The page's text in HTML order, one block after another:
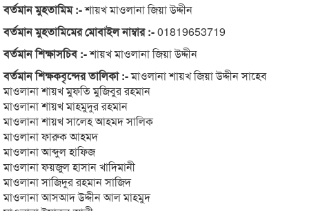
বর্তমান মুহতামিম :-শায়খ মাওলানা জিয়া উদ্দীন
বর্তমান মুহতামিমের মোবাইল নাম্বার :-01819653719
বর্তমান শিক্ষাসচিব :-শায়খ মাওলানা জিয়া উদ্দীন
বর্তমান শিক্ষকবৃন্দের তালিকা :-মাওলানা শায়খ জিয়া উদ্দীন সাহেব
মাওলানা শায়খ মুফতি মুজিবুর রহমান
মাওলানা শায়খ মাহমুদুর রহমান
মাওলানা শায়খ সালেহ আহমদ সালিক
মাওলানা ফারুক আহমদ
মাওলানা আব্দুল হাফিজ
মাওলানা ফয়জুল হাসান খাদিমানী
মাওলানা সাজিদুর রহমান সাজিদ
মাওলানা আসআদ উদ্দীন আল মাহমুদ